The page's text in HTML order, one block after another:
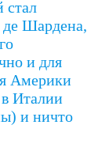
стал
де Шардена,
и для
Америки
Италии
и ничто